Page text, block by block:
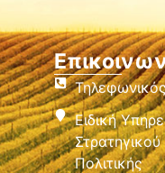
Ειδική
Πολιτικής